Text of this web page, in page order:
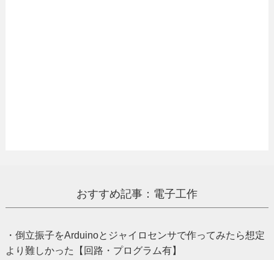
おすすめ記事：電子工作
・倒立振子をArduinoとジャイロセンサで作ってみたら想定
より難しかった【回路・プログラム有】